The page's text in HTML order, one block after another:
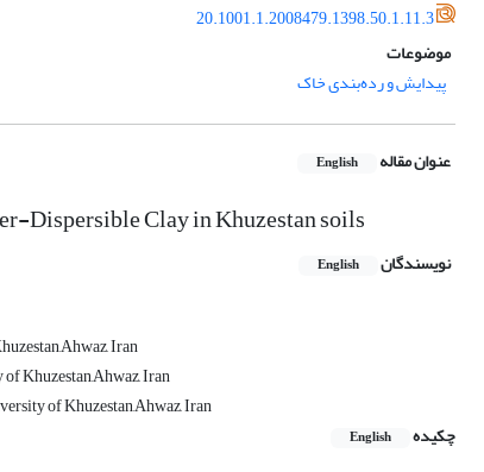
20.1001.1.2008479.1398.50.1.11.3
موضوعات
پیدایش و رده‌بندی خاک
عنوان مقاله English
Dispersible Clay in Khuzestan soils
نویسندگان English
Iran
Khuzestan,Ahwaz, Iran
of Khuzestan,Ahwaz, Iran
چکیده
English